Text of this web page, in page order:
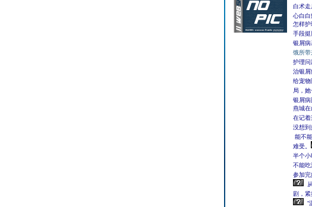
白术走
心白白
怎样护
手段挺
银屑病
饿所带
护理问
治银屑
给宠物
局，
银屑病
燕城在
在记着
没想
能不
难受。
半个小
不能吃
参加完
剧，
“